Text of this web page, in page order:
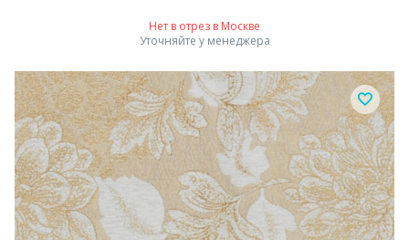
Нет в отрез в Москве
Уточняйте у менеджера